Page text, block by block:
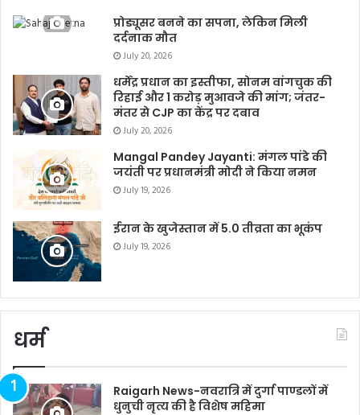
प्रोड्यूसर बनने का सपना, लेकिन मिली
दर्दनाक मौत
July 20, 2026
धर्मेंद्र प्रधान का इस्तीफा, सोनम वांगचुक की
रिहाई और 1 करोड़ मुआवजे की मांग; जंतर-
मंतर से CJP का केंद्र पर दबाव
July 20, 2026
Mangal Pandey Jayanti: मंगल पांडे की
जयंती पर प्रधानमंत्री मोदी ने किया नमन
July 19, 2026
ईरान के खुजेस्तान में 5.0 तीव्रता का भूकंप
July 19, 2026
धर्म
Raigarh News-नवरात्रि में दुर्गा पाण्डलों में
धुनुची नृत्य की है विशेष महिमा